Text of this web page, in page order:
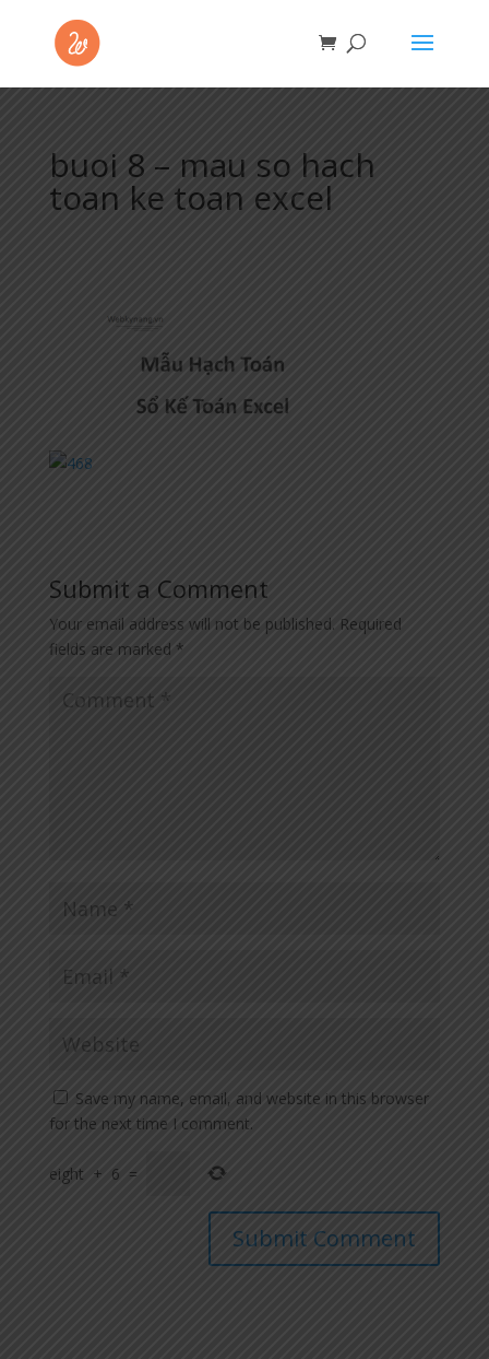
buoi 8 – mau so hach
toan ke toan excel
Submit a Comment
Your email address will not be published. Required
fields are marked *
Save my name, email, and website in this browser
for the next time I comment.
eight + 6 =